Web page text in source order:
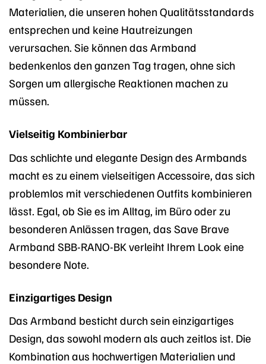
Materialien, die unseren hohen Qualitätsstandards
entsprechen und keine Hautreizungen
verursachen. Sie können das Armband
bedenkenlos den ganzen Tag tragen, ohne sich
Sorgen um allergische Reaktionen machen zu
müssen.
Vielseitig Kombinierbar
Das schlichte und elegante Design des Armbands
macht es zu einem vielseitigen Accessoire, das sich
problemlos mit verschiedenen Outfits kombinieren
lässt. Egal, ob Sie es im Alltag, im Büro oder zu
besonderen Anlässen tragen, das Save Brave
Armband SBB-RANO-BK verleiht Ihrem Look eine
besondere Note.
Einzigartiges Design
Das Armband besticht durch sein einzigartiges
Design, das sowohl modern als auch zeitlos ist. Die
Kombination aus hochwertigen Materialien und